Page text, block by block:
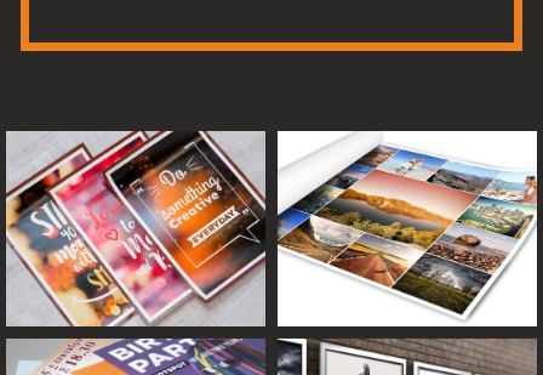
ены на
печать
Ц